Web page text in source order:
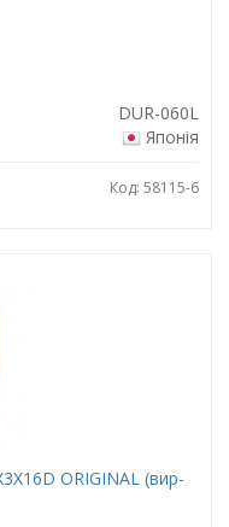
DUR-060L
Японія
Код: 58115-6
ORIGINAL (вир-